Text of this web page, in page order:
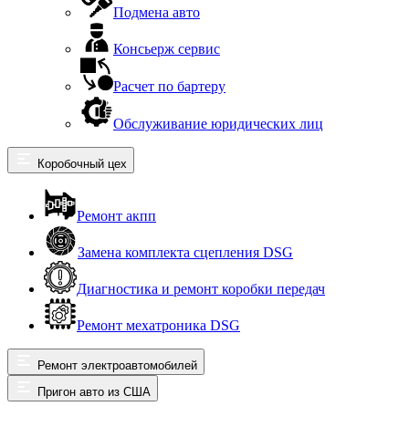
Подмена авто
Консьерж сервис
Расчет по бартеру
Обслуживание юридических лиц
Коробочный цех
Ремонт акпп
Замена комплекта сцепления DSG
Диагностика и ремонт коробки передач
Ремонт мехатроника DSG
Ремонт электроавтомобилей
Пригон авто из США